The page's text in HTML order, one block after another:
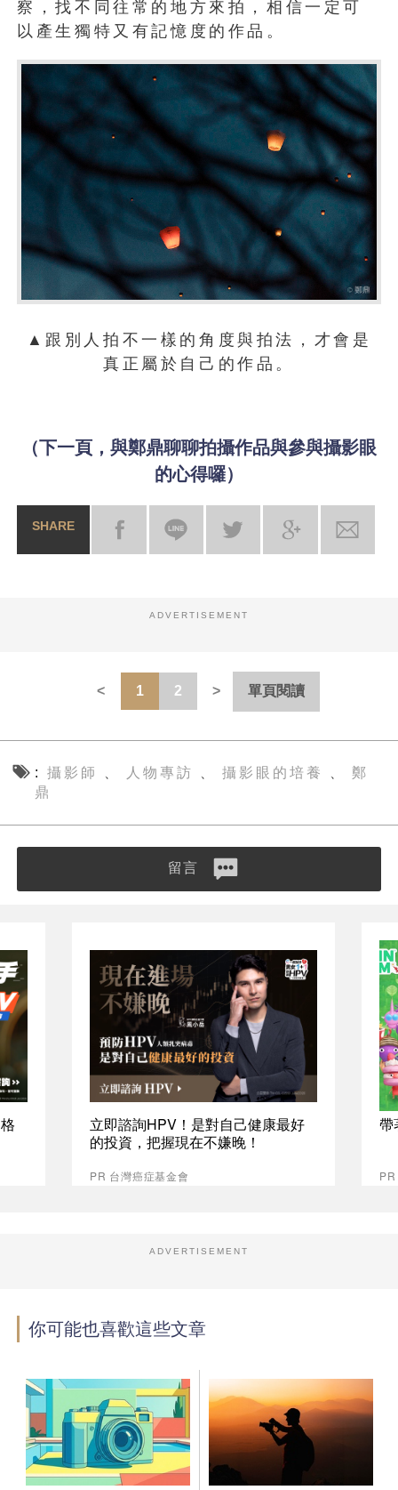
察，找不同往常的地方來拍，相信一定可
以產生獨特又有記憶度的作品。
▲跟別人拍不一樣的角度與拍法，才會是
真正屬於自己的作品。
（下一頁，與鄭鼎聊聊拍攝作品與參與攝影眼
的心得囉）
SHARE
ADVERTISEMENT
1 2 單頁閱讀
攝影師 人物專訪 攝影眼的培養
鄭
鼎
留言
立即諮詢HPV！是對自己健康最好
的投資，把握現在不嫌晚！
PR 台灣癌症基金會
帶
ADVERTISEMENT
你可能也喜歡這些文章